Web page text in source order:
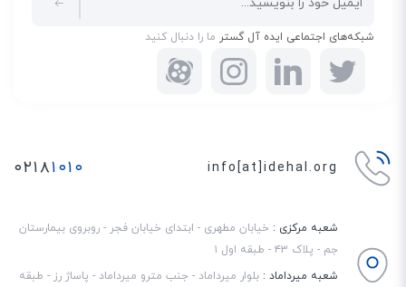
شبکه‌های اجتماعی ایده آل گسترما را دنبال کنید
info[at]idehal.org ۰۲۱۸۱۰۱۰
شعبه مرکزی : خیابان مطهری - ابتدای خیابان فجر - روبروی بیمارستان
جم - پلاک ۴۳ - طبقه اول ۱
شعبه میرداماد : بلوار میرداماد - جنب مترو میرداماد - پاساژ رز - طبقه